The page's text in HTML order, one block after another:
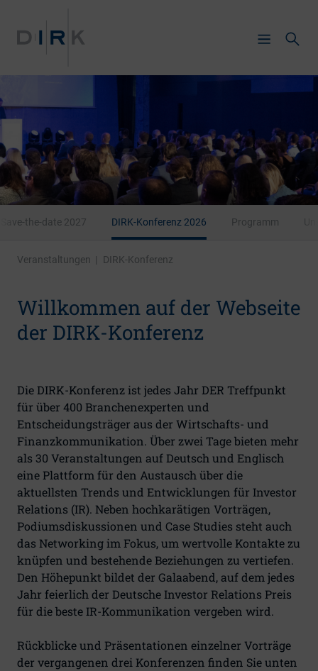
Save-the-date 2027 DIRK-Konferenz 2026 Programm
Veranstaltungen | DIRK-Konferenz
Willkommen auf der Webseite
der DIRK-Konferenz
Die DIRK-Konferenz ist jedes Jahr DER Treffpunkt
für über 400 Branchenexperten und
Entscheidungsträger aus der Wirtschafts- und
Finanzkommunikation. Über zwei Tage bieten mehr
als 30 Veranstaltungen auf Deutsch und Englisch
eine Plattform für den Austausch über die
aktuellsten Trends und Entwicklungen für Investor
Relations (IR). Neben hochkarätigen Vorträgen,
Podiumsdiskussionen und Case Studies steht auch
das Networking im Fokus, um wertvolle Kontakte zu
knüpfen und bestehende Beziehungen zu vertiefen.
Den Höhepunkt bildet der Galaabend, auf dem jedes
Jahr feierlich der Deutsche Investor Relations Preis
für die beste IR-Kommunikation vergeben wird.
Rückblicke und Präsentationen einzelner Vorträge
der vergangenen drei Konferenzen finden Sie unten